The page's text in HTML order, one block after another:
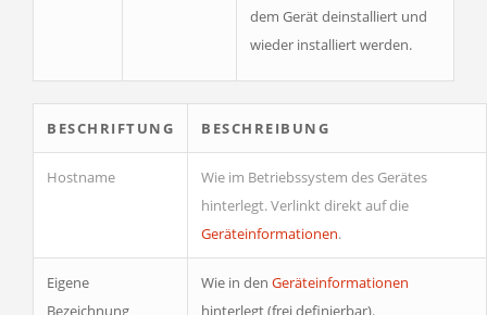
dem Gerät deinstalliert und
wieder installiert werden.
BESCHRIFTUNG BESCHREIBUNG
Hostname
Wie im Betriebssystem des Gerätes
hinterlegt. Verlinkt direkt auf die
Geräteinformationen.
Eigene
Bezeichnung
Wie in den Geräteinformationen
hinterlegt (frei definierbar).